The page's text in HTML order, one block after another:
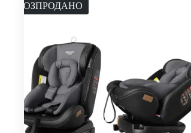
РОЗПРОДАНО